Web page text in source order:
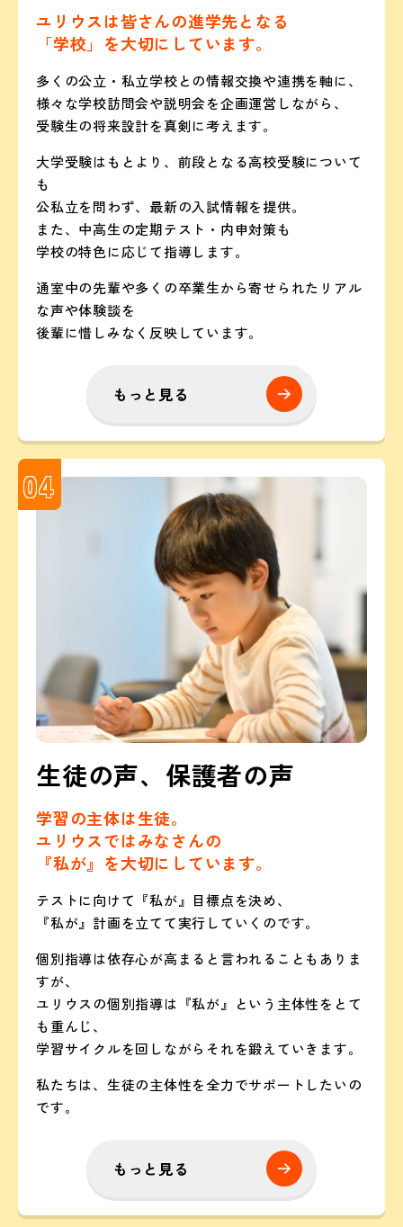
ユリウスは皆さんの進学先となる
「学校」を大切にしています。
多くの公立・私立学校との情報交換や連携を軸に、
様々な学校訪問会や説明会を企画運営しながら、
受験生の将来設計を真剣に考えます。
大学受験はもとより、前段となる高校受験について
も
公私立を問わず、最新の入試情報を提供。
また、中高生の定期テスト・内申対策も
学校の特色に応じて指導します。
通室中の先輩や多くの卒業生から寄せられたリアル
な声や体験談を
後輩に惜しみなく反映しています。
もっと見る
04
生徒の声、保護者の声
学習の主体は生徒。
ユリウスではみなさんの
『私が』を大切にしています。
テストに向けて『私が』目標点を決め、
『私が』計画を立てて実行していくのです。
個別指導は依存心が高まると言われることもありま
すが、
ユリウスの個別指導は『私が』という主体性をとて
も重んじ、
学習サイクルを回しながらそれを鍛えていきます。
私たちは、生徒の主体性を全力でサポートしたいの
です。
もっと見る